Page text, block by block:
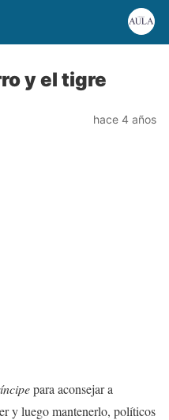
y el tigre
hace 4 años
para aconsejar a
y luego mantenerlo, políticos